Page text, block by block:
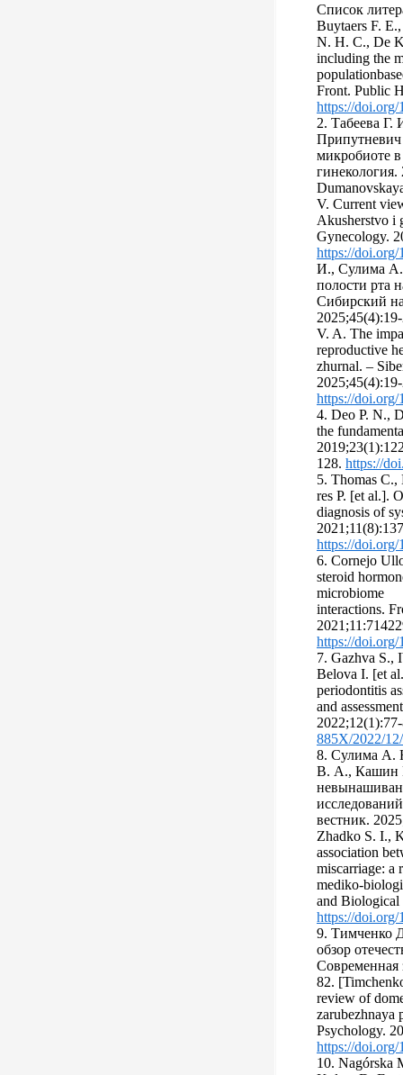
Список
Buytaers F.
N. H. C., De
including the
Front. Public
https://
2. Табеева
микробиоте
V. Current
Akusherstvo i
Gynecology.
https://doi.org/
И., Сулима
полости рта
Сибирский
V. A. The
reproductive
zhurnal. –
https://doi.org/
4. Deo P. N.,
the
128. https://
5. Thomas
res P. [et al.].
diagnosis of
https://doi.org/
6. Cornejo
steroid
microbiome
interactions.
https://
7. Gazhva S.,
Belova I. [et
periodontitis
and
885X/2022/
8. Сулима А.
В. А., Кашин
вестник.
Zhadko S. I.,
association
miscarriage: a
mediko-
and Biological
https://
9. Тимченко
обзор
Современная
82.
review of
zarubezhnaya
Psychology.
https://
10. Nagórska